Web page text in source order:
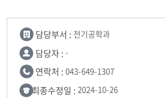
담당부서 : 전기공학과
담당자 : -
연락처 : 043-649-1307
최종수정일 : 2024-10-26